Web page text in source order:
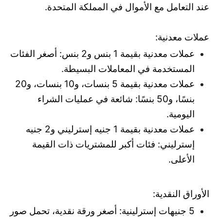
عند التعامل مع الأموال في المملكة المتحدة.
عملات معدنية:
عملات معدنية بقيمة 1 بنس و2 بنس: أصغر الفئات
المستخدمة في المعاملات البسيطة.
عملات معدنية بقيمة 5 بنسات، و10 بنسات، و20
بنسًا، و50 بنسًا: شائعة في عمليات الشراء
اليومية.
عملات معدنية بقيمة 1 جنيه إسترليني و2 جنيه
إسترليني: فئات أكبر للمشتريات ذات القيمة
الأعلى.
الأوراق النقدية:
5 جنيهات إسترلينية: أصغر ورقة نقدية، تحمل صور